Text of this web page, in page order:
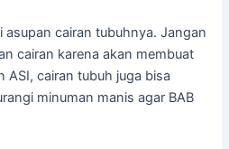
asupan cairan tubuhnya. Jangan
cairan karena akan membuat
ASI, cairan tubuh juga bisa
minuman manis agar BAB